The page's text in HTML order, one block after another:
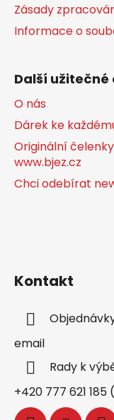
Zásady
Informace o
Další užitečné
O nás
Dárek ke
Originální
www.bjez.cz
Chci odebírat
Kontakt
email
Rady k
+420 777 621 185